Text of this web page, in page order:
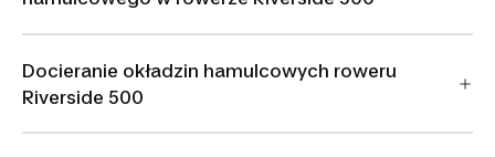
Docieranie okładzin hamulcowych roweru
Riverside 500